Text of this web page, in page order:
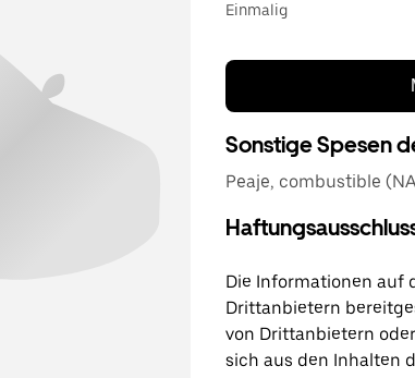
Einmalig
Sonstige Spesen
Peaje, combustible
Die Informationen auf
Drittanbietern
von Drittanbietern
sich aus den Inhalten